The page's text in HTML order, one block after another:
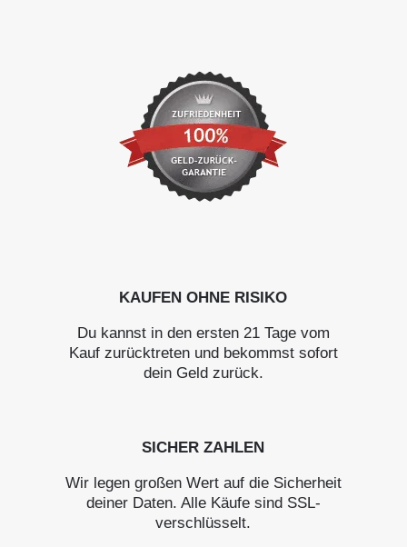
KAUFEN OHNE RISIKO
Du kannst in den ersten 21 Tage vom
Kauf zurücktreten und bekommst sofort
dein Geld zurück.
SICHER ZAHLEN
Wir legen großen Wert auf die Sicherheit
deiner Daten. Alle Käufe sind SSL-
verschlüsselt.